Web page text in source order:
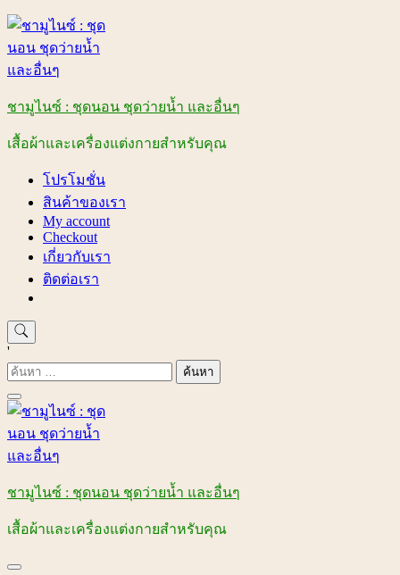
Skip
content
ชามูไนซ์ : ชุดนอน ชุดว่ายน้ำ และอื่นๆ
เสื้อผ้าและเครื่องแต่งกายสำหรับคุณ
โปรโมชั่น
สินค้าของเรา
My account
Checkout
เกี่ยวกับเรา
ติดต่อเรา
'
ค้นหา
สำหรับ:
ชามูไนซ์ : ชุดนอน ชุดว่ายน้ำ และอื่นๆ
เสื้อผ้าและเครื่องแต่งกายสำหรับคุณ